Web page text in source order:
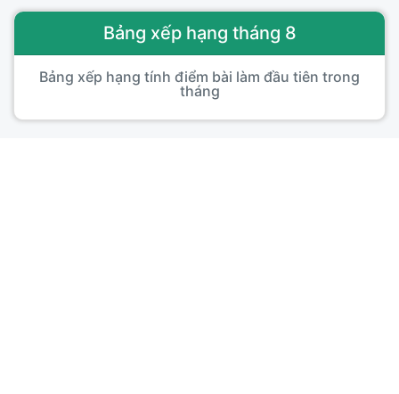
Bảng xếp hạng tháng 8
Bảng xếp hạng tính điểm bài làm đầu tiên trong
tháng